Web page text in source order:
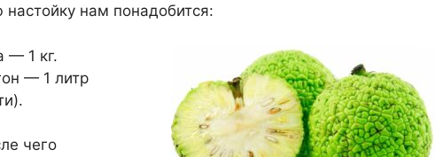
нам понадобится:
— 1 кг.
— 1 литр
чего